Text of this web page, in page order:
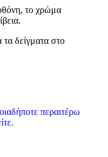
το χρώμα
τα δείγματα στο
περαιτέρω